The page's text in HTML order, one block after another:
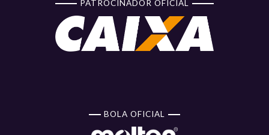
PATROCINADOR OFICIAL
BOLA OFICIAL